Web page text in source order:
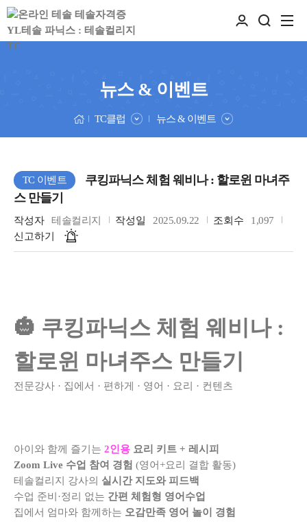
뉴스 & 이벤트
TC클럽 뉴스 & 이벤트
TC 이벤트
쿠킹파닉스 체험 웨비나 : 할로윈 마녀주
스 만들기
작성자 테솔컬리지 작성일 2025.09.22 조회수
1,097
신고하기
🎃 쿠킹파닉스 체험 웨비나 :
할로윈 마녀주스 만들기
전문강사 · 집에서 · 편하게 · 영어 · 요리 · 컨텐츠
아이와 함께 즐기는 2인용 요리 키트 + 레시피
Zoom Live 수업 참여 경험 (영어+요리 결합 활동)
테솔컬리지 강사의 실시간 지도와 피드백
수업 준비·정리 없는 간편 체험형 영어수업
집에서 엄마와 함께하는 오감만족 영어 놀이 경험